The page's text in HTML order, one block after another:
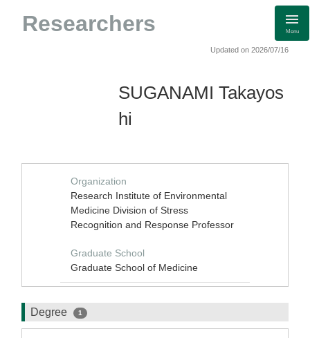
Researchers Menu
Updated on 2026/07/16
SUGANAMI Takayos
hi
Organization
Research Institute of Environmental
Medicine Division of Stress
Recognition and Response Professor
Graduate School
Graduate School of Medicine
Degree 1